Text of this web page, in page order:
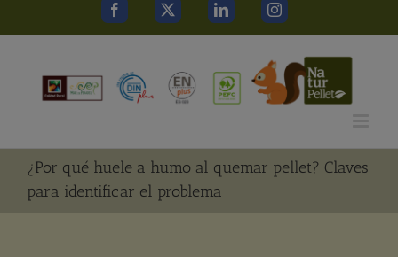
Facebook LinkedInInstagram
¿Por qué huele a humo al quemar pellet? Claves
para identificar el problema